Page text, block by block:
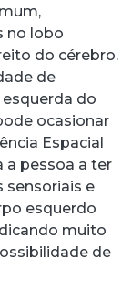
no lobo
do cérebro.
de
do
ocasionar
Espacial
a pessoa a ter
sensoriais e
esquerdo
muito
de